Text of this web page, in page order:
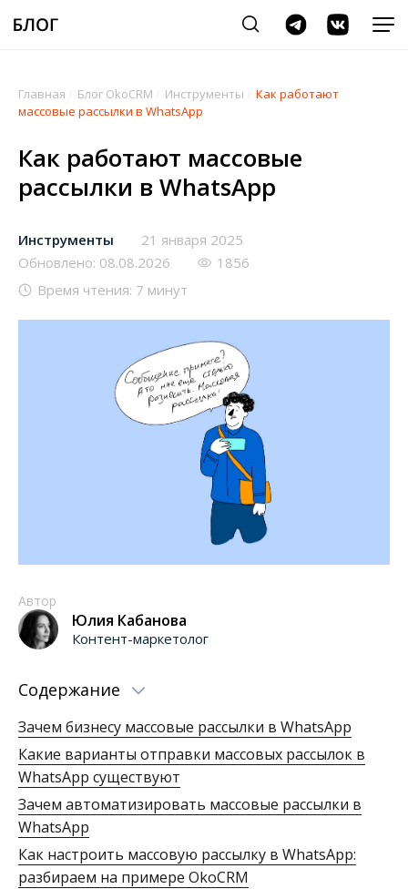
Главная Блог OkoCRM Инструменты
Как работают
массовые рассылки в WhatsApp
Как работают массовые
рассылки в WhatsApp
Инструменты
21 января 2025
Обновлено: 08.08.2026
1856
Время чтения: 7 минут
Автор
Юлия Кабанова
Контент-маркетолог
Содержание
Зачем бизнесу массовые рассылки в WhatsApp
Какие варианты отправки массовых рассылок в
WhatsApp существуют
Зачем автоматизировать массовые рассылки в
WhatsApp
Как настроить массовую рассылку в WhatsApp:
разбираем на примере OkoCRM